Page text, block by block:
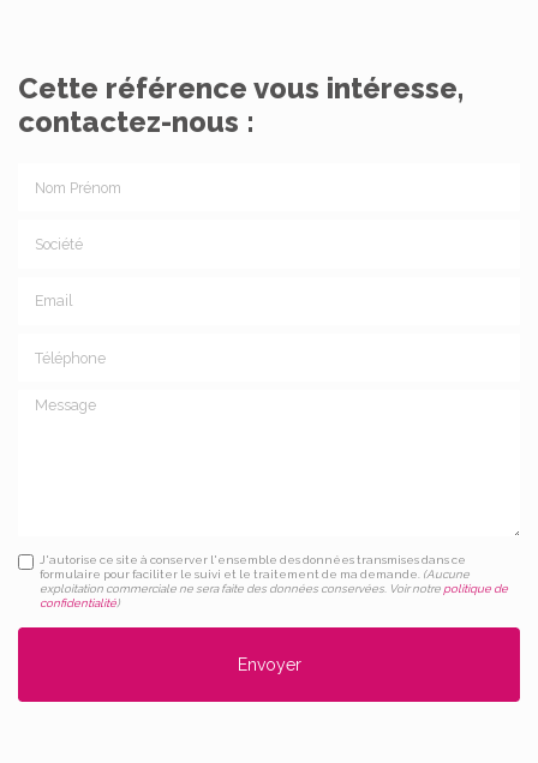
Cette référence vous intéresse,
contactez-nous :
Message
J'autorise ce site à conserver l'ensemble des données transmises dans ce
formulaire pour faciliter le suivi et le traitement de ma demande. (Aucune
exploitation commerciale ne sera faite des données conservées. Voir notre politique de
confidentialité)